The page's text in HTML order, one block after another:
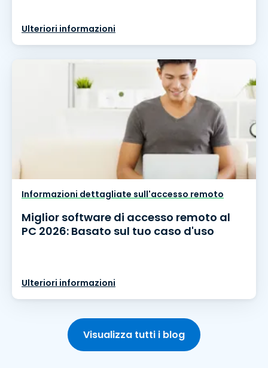
Ulteriori informazioni
Informazioni dettagliate sull'accesso remoto
Miglior software di accesso remoto al
PC 2026: Basato sul tuo caso d'uso
Ulteriori informazioni
Visualizza tutti i blog